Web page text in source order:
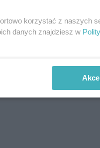
korzystać z naszych
danych znajdziesz w